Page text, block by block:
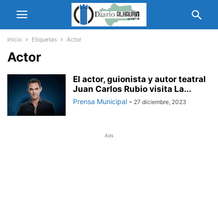
Inicio Etiquetas Actor
Actor
El actor, guionista y autor teatral
Juan Carlos Rubio visita La...
Prensa Municipal - 27 diciembre, 2023
Ads